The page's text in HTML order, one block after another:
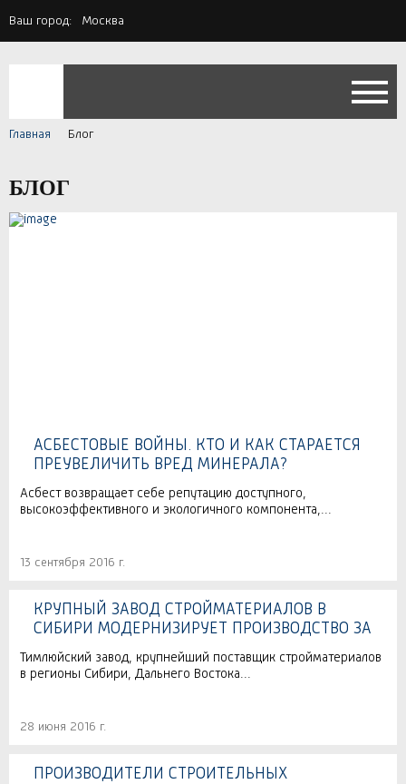
Ваш город: Москва
Главная Блог
БЛОГ
АСБЕСТОВЫЕ ВОЙНЫ. КТО И КАК СТАРАЕТСЯ
ПРЕУВЕЛИЧИТЬ ВРЕД МИНЕРАЛА?
Асбест возвращает себе репутацию доступного,
высокоэффективного и экологичного компонента,...
13 сентября 2016 г.
КРУПНЫЙ ЗАВОД СТРОЙМАТЕРИАЛОВ В
СИБИРИ МОДЕРНИЗИРУЕТ ПРОИЗВОДСТВО ЗА
450 МЛН. РУБ.
Тимлюйский завод, крупнейший поставщик стройматериалов
в регионы Сибири, Дальнего Востока...
28 июня 2016 г.
ПРОИЗВОДИТЕЛИ СТРОИТЕЛЬНЫХ